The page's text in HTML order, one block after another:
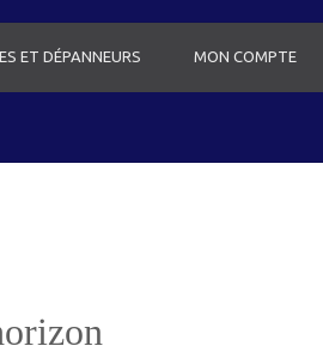
ET DÉPANNEURS MON COMPTE